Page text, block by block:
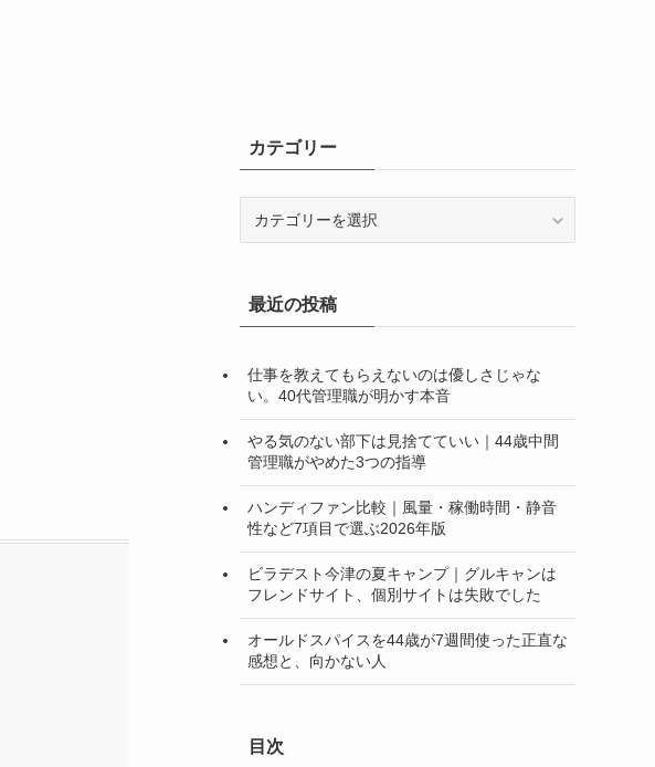
カテゴリー
ー最近の投稿
仕事を教えてもらえないのは優しさじゃな
い。40代管理職が明かす本音
やる気のない部下は見捨てていい｜44歳中間
管理職がやめた3つの指導
ハンディファン比較｜風量・稼働時間・静音
性など7項目で選ぶ2026年版
ビラデスト今津の夏キャンプ｜グルキャンは
フレンドサイト、個別サイトは失敗でした
オールドスパイスを44歳が7週間使った正直な
感想と、向かない人
目次